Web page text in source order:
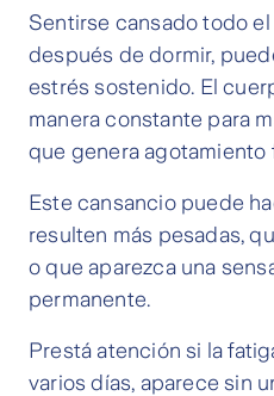
Sentirse cansado todo
después de dormir,
estrés sostenido. El
manera constante para
que genera agotamiento
Este cansancio puede
resulten más pesadas,
o que aparezca una
permanente.
Prestá atención si la
varios días, aparece sin